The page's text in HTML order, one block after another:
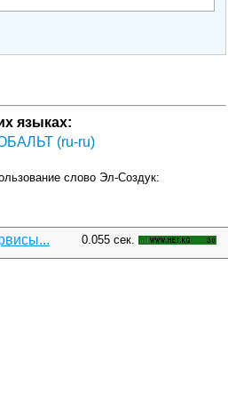
языках:
(ru-ru)
слово Эл-Создук:
0.055 сек.